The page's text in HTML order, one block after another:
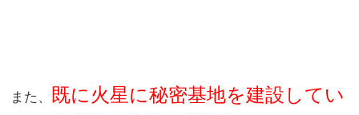
また、
既に火星に秘密基地を建設してい